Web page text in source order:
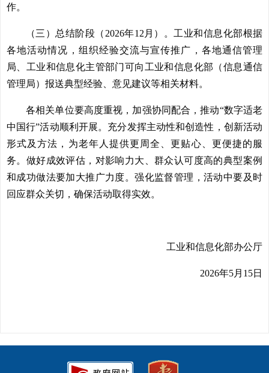
作。
（三）总结阶段（2026年12月）。工业和信息化部根据
各地活动情况，组织经验交流与宣传推广，各地通信管理
局、工业和信息化主管部门可向工业和信息化部（信息通信
管理局）报送典型经验、意见建议等相关材料。
各相关单位要高度重视，加强协同配合，推动“数字适老
中国行”活动顺利开展。充分发挥主动性和创造性，创新活动
形式及方法，为老年人提供更周全、更贴心、更便捷的服
务。做好成效评估，对影响力大、群众认可度高的典型案例
和成功做法要加大推广力度。强化监督管理，活动中要及时
回应群众关切，确保活动取得实效。
工业和信息化部办公厅
2026年5月15日